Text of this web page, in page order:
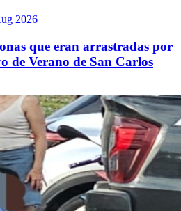
2026
que eran arrastradas por
de Verano de San Carlos